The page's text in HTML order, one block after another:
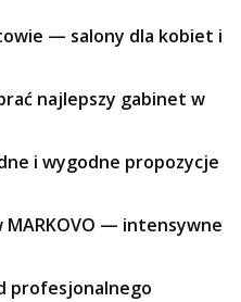
— salony dla kobiet i
najlepszy gabinet w
i wygodne propozycje
— intensywne
profesjonalnego